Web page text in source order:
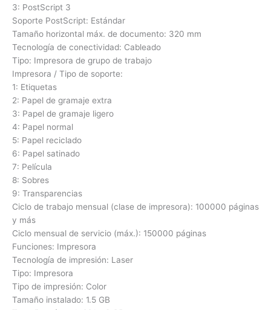
3: PostScript 3
Soporte PostScript: Estándar
Tamaño horizontal máx. de documento: 320 mm
Tecnología de conectividad: Cableado
Tipo: Impresora de grupo de trabajo
Impresora / Tipo de soporte:
1: Etiquetas
2: Papel de gramaje extra
3: Papel de gramaje ligero
4: Papel normal
5: Papel reciclado
6: Papel satinado
7: Película
8: Sobres
9: Transparencias
Ciclo de trabajo mensual (clase de impresora): 100000 páginas
y más
Ciclo mensual de servicio (máx.): 150000 páginas
Funciones: Impresora
Tecnología de impresión: Laser
Tipo: Impresora
Tipo de impresión: Color
Tamaño instalado: 1.5 GB